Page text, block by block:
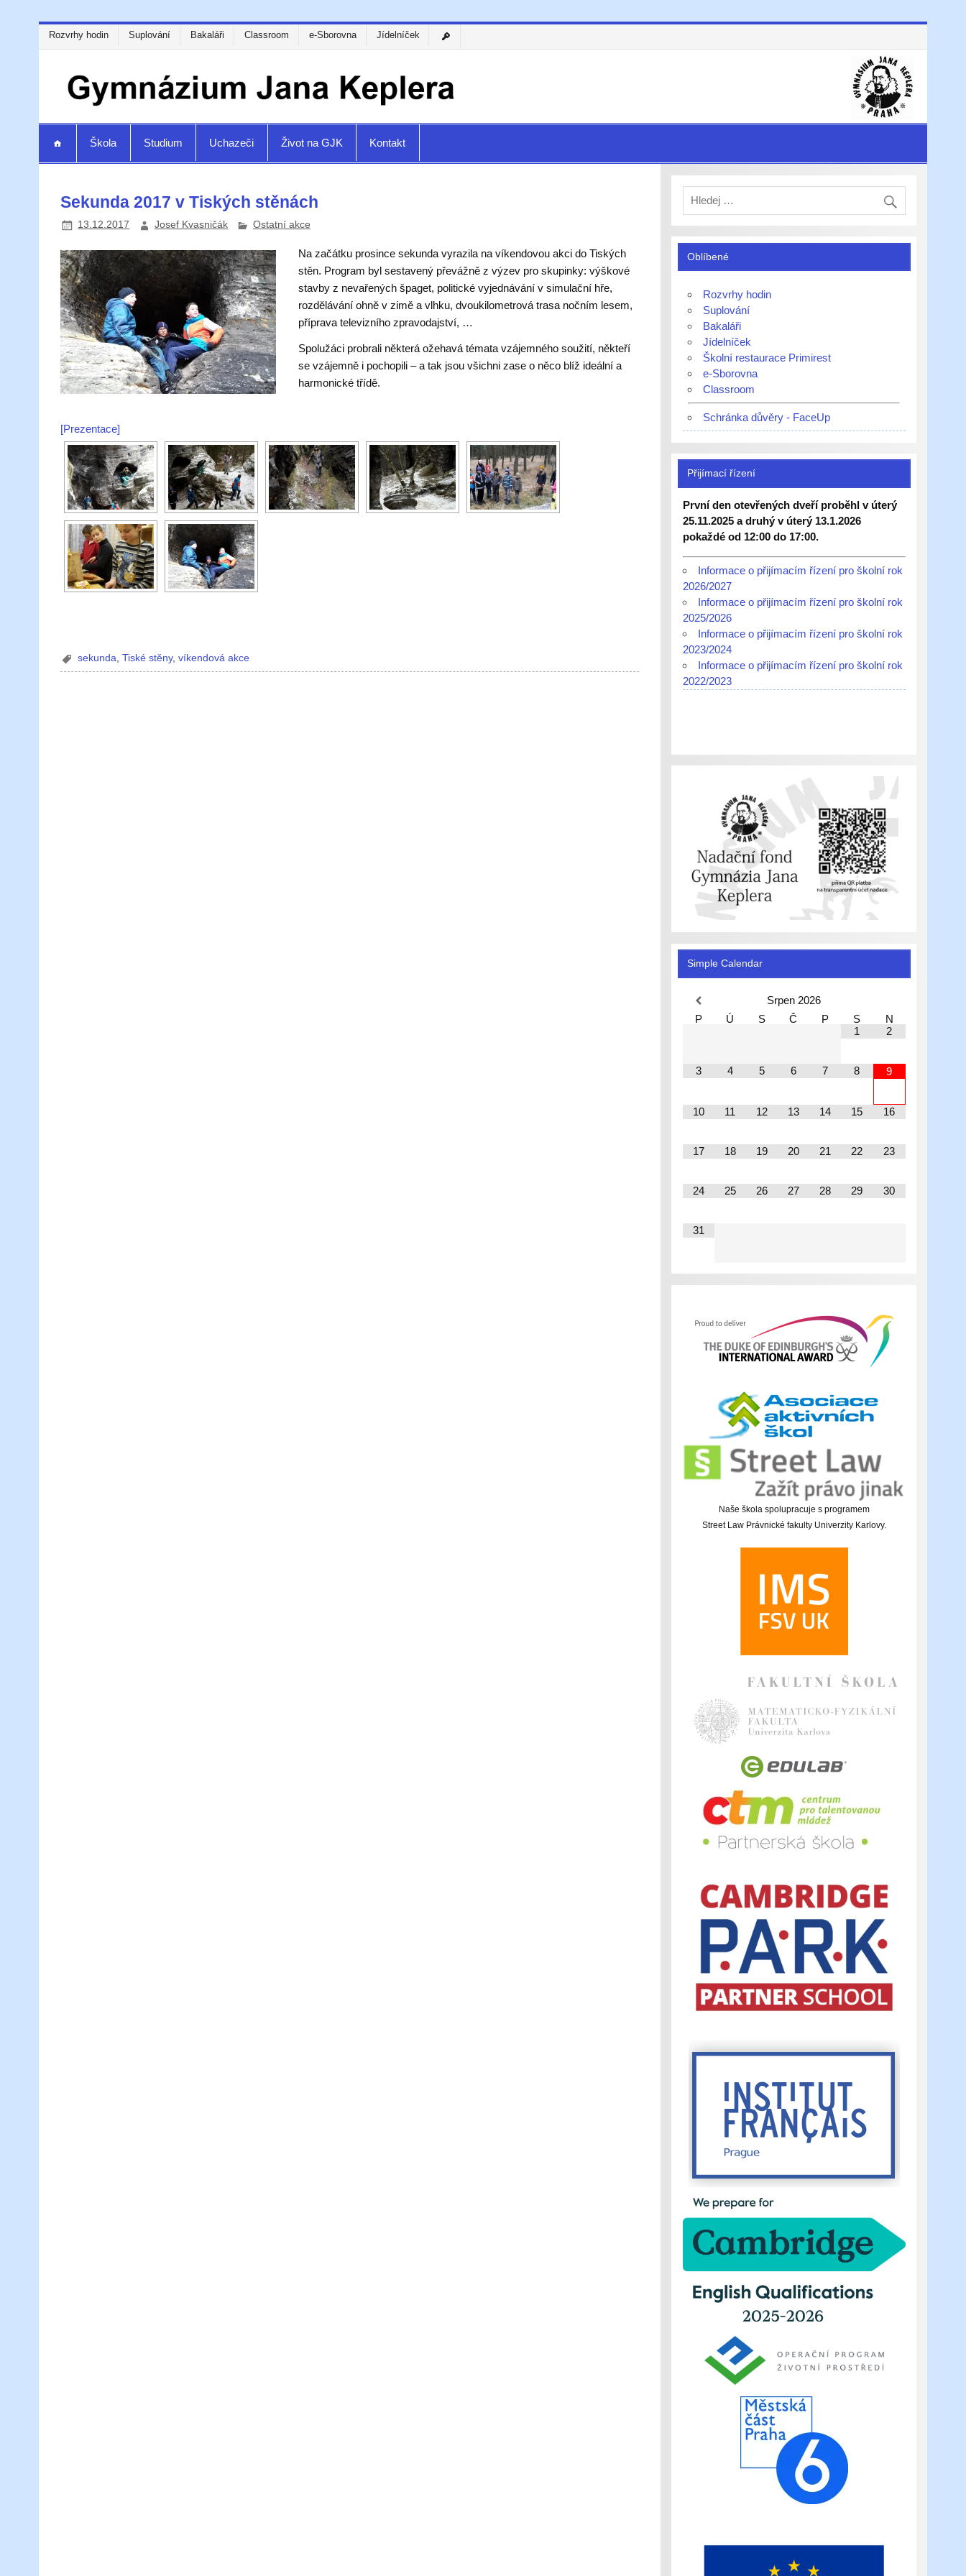
Rozvrhy hodin Suplování Bakaláři Classroom e-Sborovna Jídelníček
Škola Studium Uchazeči Život na GJK Kontakt
Sekunda 2017 v Tiských stěnách
13.12.2017 Josef Kvasničák Ostatní akce
Na začátku prosince sekunda vyrazila na víkendovou akci do Tiských
stěn. Program byl sestavený převážně z výzev pro skupinky: výškové
stavby z nevařených špaget, politické vyjednávání v simulační hře,
rozdělávání ohně v zimě a vlhku, dvoukilometrová trasa nočním lesem,
příprava televizního zpravodajství, …
Spolužáci probrali některá ožehavá témata vzájemného soužití, někteří
se vzájemně i pochopili – a tak jsou všichni zase o něco blíž ideální a
harmonické třídě.
[Prezentace]
sekunda ,Tiské stěny,víkendová akce
Oblíbené
Rozvrhy hodin
Suplování
Bakaláři
Jídelníček
Školní restaurace Primirest
e-Sborovna
Classroom
Schránka důvěry - FaceUp
Přijímací řízení
První den otevřených dveří proběhl v úterý
25.11.2025 a druhý v úterý 13.1.2026
pokaždé od 12:00 do 17:00.
Informace o přijímacím řízení pro školní rok
2026/2027
Informace o přijímacím řízení pro školní rok
2025/2026
Informace o přijímacím řízení pro školní rok
2023/2024
Informace o přijímacím řízení pro školní rok
2022/2023
Simple Calendar
Srpen 2026
P
Ú S Č P S
N
1
2
3 4 5 6 7 8 9
10 11 12 13 14 15 16
17 18 19 20 21 22 23
24 25 26 27 28 29 30
31
Naše škola spolupracuje s programem
Street Law Právnické fakulty Univerzity Karlovy.